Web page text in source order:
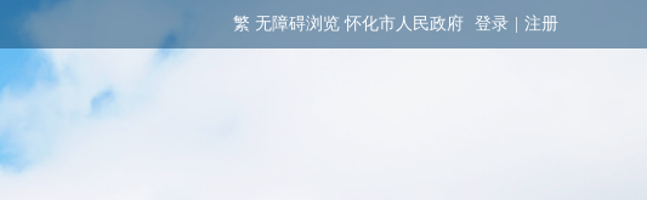
繁 无障碍浏览 怀化市人民政府 登录 注册